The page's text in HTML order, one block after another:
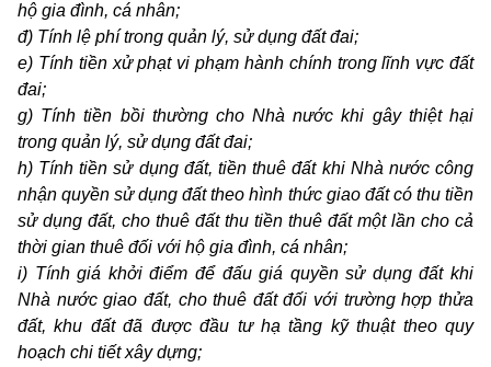
hộ gia đình, cá nhân;
đ) Tính lệ phí trong quản lý, sử dụng đất đai;
e) Tính tiền xử phạt vi phạm hành chính trong lĩnh vực đất
đai;
g) Tính tiền bồi thường cho Nhà nước khi gây thiệt hại
trong quản lý, sử dụng đất đai;
h) Tính tiền sử dụng đất, tiền thuê đất khi Nhà nước công
nhận quyền sử dụng đất theo hình thức giao đất có thu tiền
sử dụng đất, cho thuê đất thu tiền thuê đất một lần cho cả
thời gian thuê đối với hộ gia đình, cá nhân;
i) Tính giá khởi điểm để đấu giá quyền sử dụng đất khi
Nhà nước giao đất, cho thuê đất đối với trường hợp thửa
đất, khu đất đã được đầu tư hạ tầng kỹ thuật theo quy
hoạch chi tiết xây dựng;